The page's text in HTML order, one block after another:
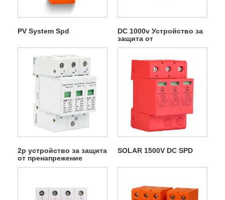
PV System Spd
DC 1000v Устройство за
защита от
пренапрежение
2p устройство за защита
от пренапрежение
SOLAR 1500V DC SPD